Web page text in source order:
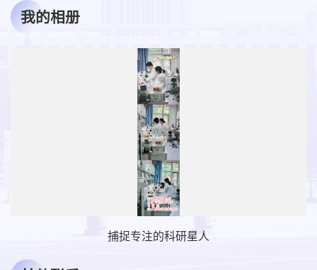
我的相册
捕捉专注的科研星人